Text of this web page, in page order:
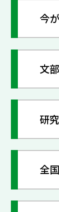
今
文
研
全